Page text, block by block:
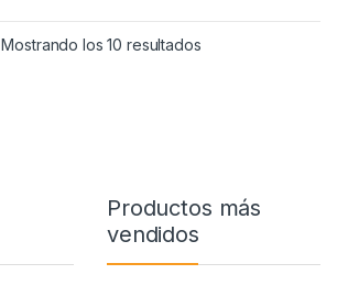
Mostrando los 10 resultados
Productos más
vendidos